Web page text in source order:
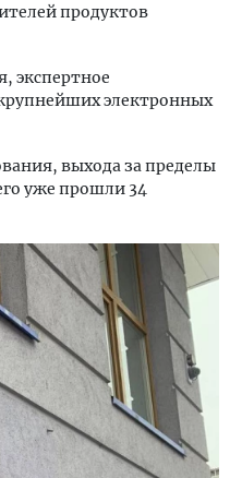
продуктов
экспертное
электронных
выхода за пределы
уже прошли 34